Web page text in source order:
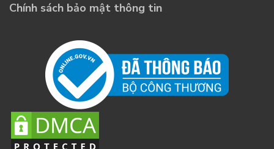
Chính sách bảo mật thông tin